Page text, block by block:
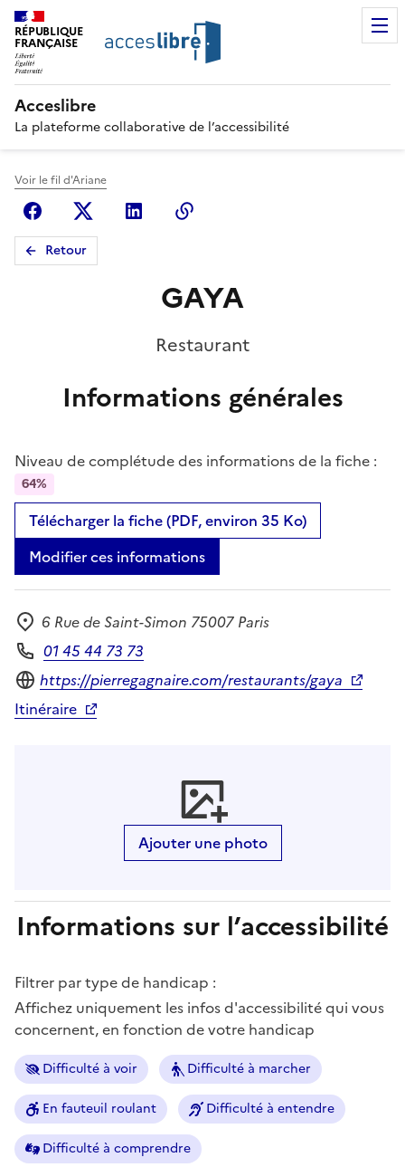
RÉPUBLIQUE
FRANÇAISE
Acceslibre
La plateforme collaborative de l’accessibilité
Voir le fil d'Ariane
FacebookX (anciennement Twitter)
Linkedin
Retour
GAYA
Restaurant
Informations générales
Niveau de complétude des informations de la fiche :
64%
Télécharger la fiche (PDF, environ 35 Ko)
Modifier ces informations
Adresse
6 Rue de Saint-Simon 75007 Paris
Téléphone
01 45 44 73 73
Site internet
https://pierregagnaire.com/restaurants/gaya
Itinéraire
Ajouter une photo
Informations sur l’accessibilité
Filtrer par type de handicap :
Affichez uniquement les infos d'accessibilité qui vous
concernent, en fonction de votre handicap
Difficulté à voir Difficulté à marcher
En fauteuil roulant Difficulté à entendre
Difficulté à comprendre